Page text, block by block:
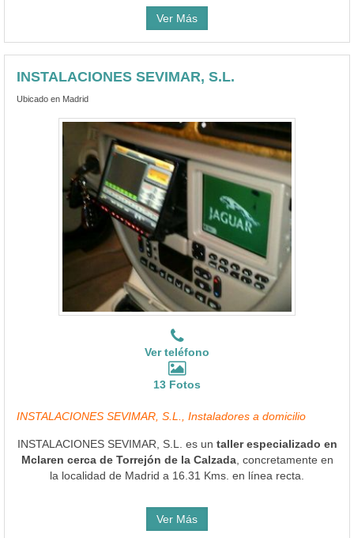
Ver Más
INSTALACIONES SEVIMAR, S.L.
Ubicado en Madrid
Ver teléfono
13 Fotos
INSTALACIONES SEVIMAR, S.L., Instaladores a domicilio
INSTALACIONES SEVIMAR, S.L. es un taller especializado en
Mclaren cerca de Torrejón de la Calzada, concretamente en
la localidad de Madrid a 16.31 Kms. en línea recta.
Ver Más